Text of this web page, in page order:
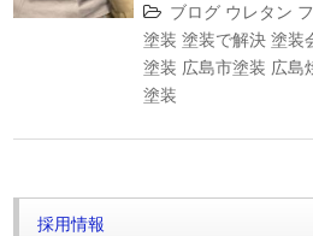
ブログ ウレタン
塗装 塗装で解決 塗装
塗装 広島市塗装 広島
塗装
採用情報